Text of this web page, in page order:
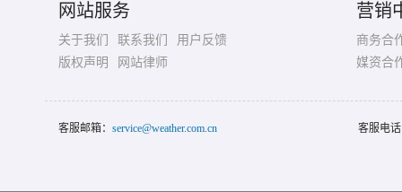
网站服务
关于我们 联系我们
用户反馈
版权声明
网站律师
营销
商务合
媒资合
客服邮箱： service@weather.com.cn 客服电